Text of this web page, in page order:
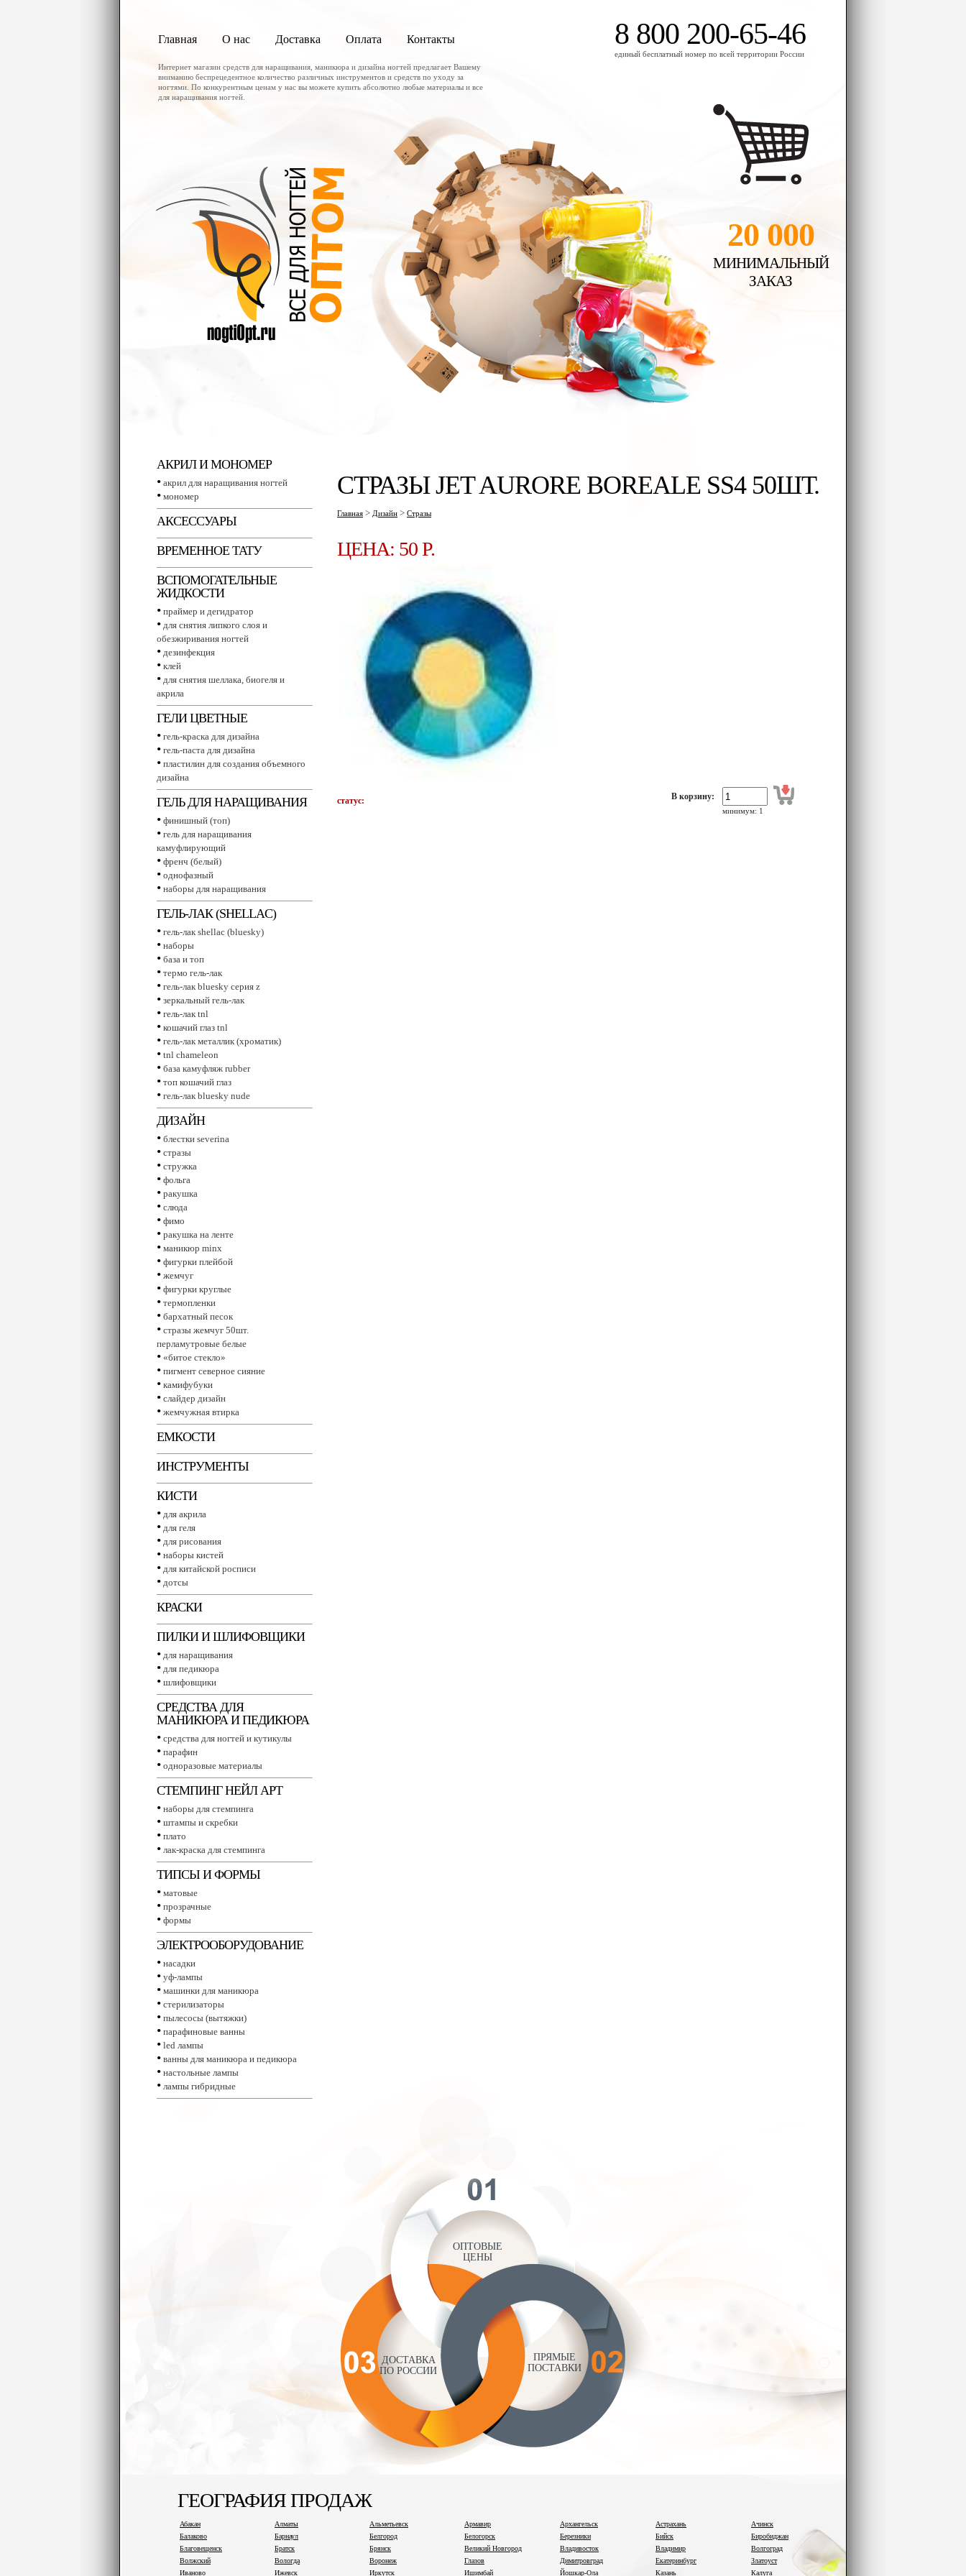
Главная О нас Доставка Оплата Контакты 8 800 200-65-46
единый бесплатный номер по всей территории России
Интернет магазин средств для наращивания, маникюра и дизайна ногтей предлагает Вашему
вниманию беспрецедентное количество различных инструментов и средств по уходу за
ногтями. По конкурентным ценам у нас вы можете купить абсолютно любые материалы и все
для наращивания ногтей.
20 000
МИНИМАЛЬНЫЙ
ЗАКАЗ
АКРИЛ И МОНОМЕР
• акрил для наращивания ногтей
• мономер
АКСЕССУАРЫ
ВРЕМЕННОЕ ТАТУ
ВСПОМОГАТЕЛЬНЫЕ
ЖИДКОСТИ
• праймер и дегидратор
• для снятия липкого слоя и
обезжиривания ногтей
• дезинфекция
• клей
• для снятия шеллака, биогеля и
акрила
ГЕЛИ ЦВЕТНЫЕ
• гель-краска для дизайна
• гель-паста для дизайна
• пластилин для создания объемного
дизайна
ГЕЛЬ ДЛЯ НАРАЩИВАНИЯ
• финишный (топ)
• гель для наращивания
камуфлирующий
• френч (белый)
• однофазный
• наборы для наращивания
ГЕЛЬ-ЛАК (SHELLAC)
• гель-лак shellac (bluesky)
• наборы
• база и топ
• термо гель-лак
• гель-лак bluesky серия z
• зеркальный гель-лак
• гель-лак tnl
• кошачий глаз tnl
• гель-лак металлик (хроматик)
• tnl сhameleon
• база камуфляж rubber
• топ кошачий глаз
• гель-лак bluesky nude
ДИЗАЙН
• блестки severina
• стразы
• стружка
• фольга
• ракушка
• слюда
• фимо
• ракушка на ленте
• маникюр minx
• фигурки плейбой
• жемчуг
• фигурки круглые
• термопленки
• бархатный песок
• стразы жемчуг 50шт.
перламутровые белые
• «битое стекло»
• пигмент северное сияние
• камифубуки
• слайдер дизайн
• жемчужная втирка
ЕМКОСТИ
ИНСТРУМЕНТЫ
КИСТИ
• для акрила
• для геля
• для рисования
• наборы кистей
• для китайской росписи
• дотсы
КРАСКИ
ПИЛКИ И ШЛИФОВЩИКИ
• для наращивания
• для педикюра
• шлифовщики
СРЕДСТВА ДЛЯ
МАНИКЮРА И ПЕДИКЮРА
• средства для ногтей и кутикулы
• парафин
• одноразовые материалы
СТЕМПИНГ НЕЙЛ АРТ
• наборы для стемпинга
• штампы и скребки
• плато
• лак-краска для стемпинга
ТИПСЫ И ФОРМЫ
• матовые
• прозрачные
• формы
ЭЛЕКТРООБОРУДОВАНИЕ
• насадки
• уф-лампы
• машинки для маникюра
• стерилизаторы
• пылесосы (вытяжки)
• парафиновые ванны
• led лампы
• ванны для маникюра и педикюра
• настольные лампы
• лампы гибридные
СТРАЗЫ JET AURORE BOREALE SS4 50ШТ.
Главная > Дизайн > Стразы
ЦЕНА: 50 P.
статус: В корзину:
минимум: 1
ОПТОВЫЕ
ЦЕНЫ
ДОСТАВКА
ПО РОССИИ
ПРЯМЫЕ
ПОСТАВКИ
ГЕОГРАФИЯ ПРОДАЖ
Абакан Алматы Альметьевск Армавир Архангельск Астрахань
Ачинск
Балаково
Барнаул Белгород Белогорск Березники Бийск
Биробиджан
Благовещенск
Братск Брянск Великий Новгород Владивосток Владимир
Волгоград
Волжский
Вологда Воронеж Глазов Димитровград Екатеринбург
Златоуст
Иваново
Ижевск Иркутск Ишимбай Йошкар-Ола Казань Калуга